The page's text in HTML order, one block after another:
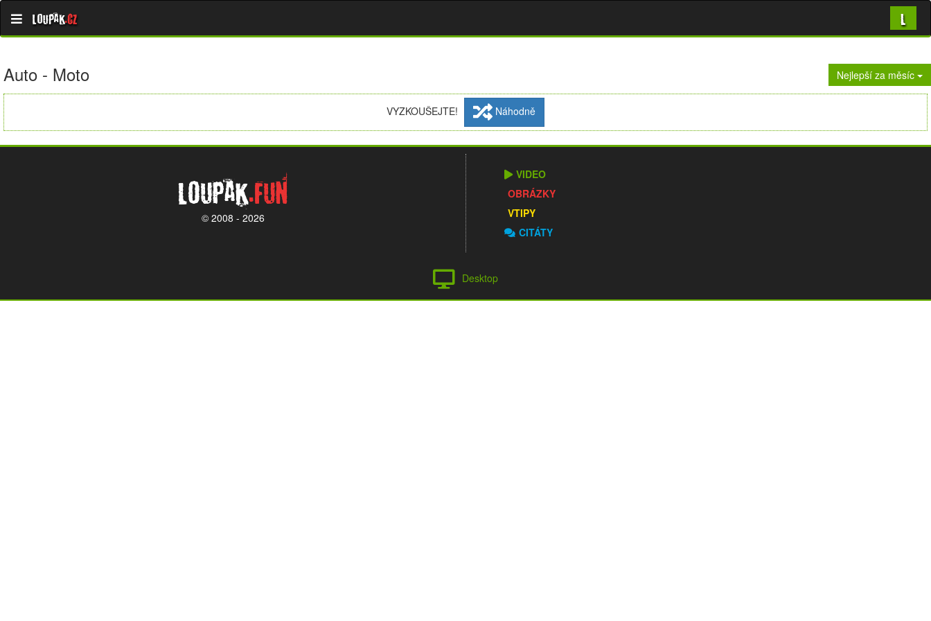
Loupak.cz L
Auto - Moto Nejlepší za měsíc
VYZKOUŠEJTE! Náhodně
Loupak.fun
© 2008 - 2026
VIDEO
OBRÁZKY
VTIPY
CITÁTY
Desktop